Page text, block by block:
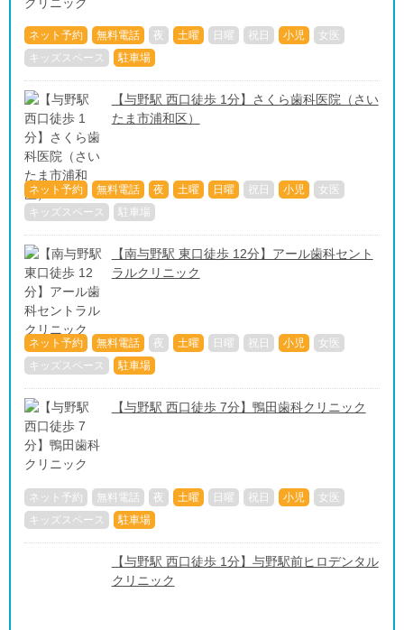
ネット予約 無料電話 夜 土曜 日曜 祝日 小児
女医
キッズスペース
駐車場
【与野駅 西口徒歩 1分】さくら歯科医院（さい
たま市浦和区）
ネット予約 無料電話 夜 土曜 日曜 祝日 小児
女医
キッズスペース
駐車場
【南与野駅 東口徒歩 12分】アール歯科セント
ラルクリニック
ネット予約 無料電話 夜 土曜 日曜 祝日 小児
女医
キッズスペース
駐車場
【与野駅 西口徒歩 7分】鴨田歯科クリニック
ネット予約 無料電話 夜 土曜 日曜 祝日 小児
女医
キッズスペース
駐車場
【与野駅 西口徒歩 1分】与野駅前ヒロデンタル
クリニック